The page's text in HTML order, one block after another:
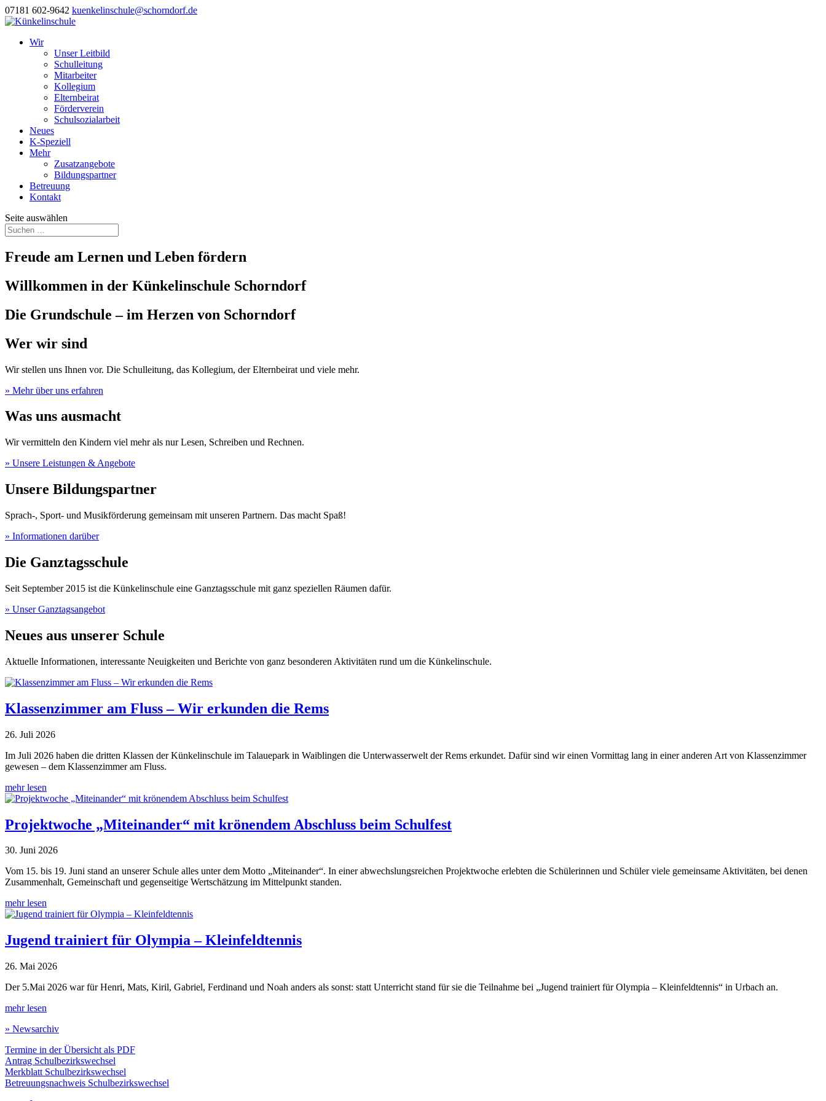
07181 602-9642 kuenkelinschule@schorndorf.de
Wir
Unser Leitbild
Schulleitung
Mitarbeiter
Kollegium
Elternbeirat
Förderverein
Schulsozialarbeit
Neues
K-Speziell
Mehr
Zusatzangebote
Bildungspartner
Betreuung
Kontakt
Seite auswählen
Freude am Lernen und Leben fördern
Willkommen in der Künkelinschule Schorndorf
Die Grundschule – im Herzen von Schorndorf
Wer wir sind
Wir stellen uns Ihnen vor. Die Schulleitung, das Kollegium, der Elternbeirat und viele mehr.
» Mehr über uns erfahren
Was uns ausmacht
Wir vermitteln den Kindern viel mehr als nur Lesen, Schreiben und Rechnen.
» Unsere Leistungen & Angebote
Unsere Bildungspartner
Sprach-, Sport- und Musikförderung gemeinsam mit unseren Partnern. Das macht Spaß!
» Informationen darüber
Die Ganztagsschule
Seit September 2015 ist die Künkelinschule eine Ganztagsschule mit ganz speziellen Räumen dafür.
» Unser Ganztagsangebot
Neues aus unserer Schule
Aktuelle Informationen, interessante Neuigkeiten und Berichte von ganz besonderen Aktivitäten rund um die Künkelinschule.
Klassenzimmer am Fluss – Wir erkunden die Rems
26. Juli 2026
Im Juli 2026 haben die dritten Klassen der Künkelinschule im Talauepark in Waiblingen die Unterwasserwelt der Rems erkundet. Dafür sind wir einen Vormittag lang in einer anderen Art von Klassenzimmer
gewesen – dem Klassenzimmer am Fluss.
mehr lesen
Projektwoche „Miteinander“ mit krönendem Abschluss beim Schulfest
30. Juni 2026
Vom 15. bis 19. Juni stand an unserer Schule alles unter dem Motto „Miteinander“. In einer abwechslungsreichen Projektwoche erlebten die Schülerinnen und Schüler viele gemeinsame Aktivitäten, bei denen
Zusammenhalt, Gemeinschaft und gegenseitige Wertschätzung im Mittelpunkt standen.
mehr lesen
Jugend trainiert für Olympia – Kleinfeldtennis
26. Mai 2026
Der 5.Mai 2026 war für Henri, Mats, Kiril, Gabriel, Ferdinand und Noah anders als sonst: statt Unterricht stand für sie die Teilnahme bei „Jugend trainiert für Olympia – Kleinfeldtennis“ in Urbach an.
mehr lesen
» Newsarchiv
Termine in der Übersicht als PDF
Antrag Schulbezirkswechsel
Merkblatt Schulbezirkswechsel
Betreuungsnachweis Schulbezirkswechsel